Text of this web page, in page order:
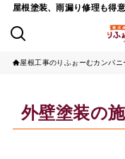
屋根塗装、雨漏り修理も得
屋根工事のりふぉーむカンパニ
外壁塗装の